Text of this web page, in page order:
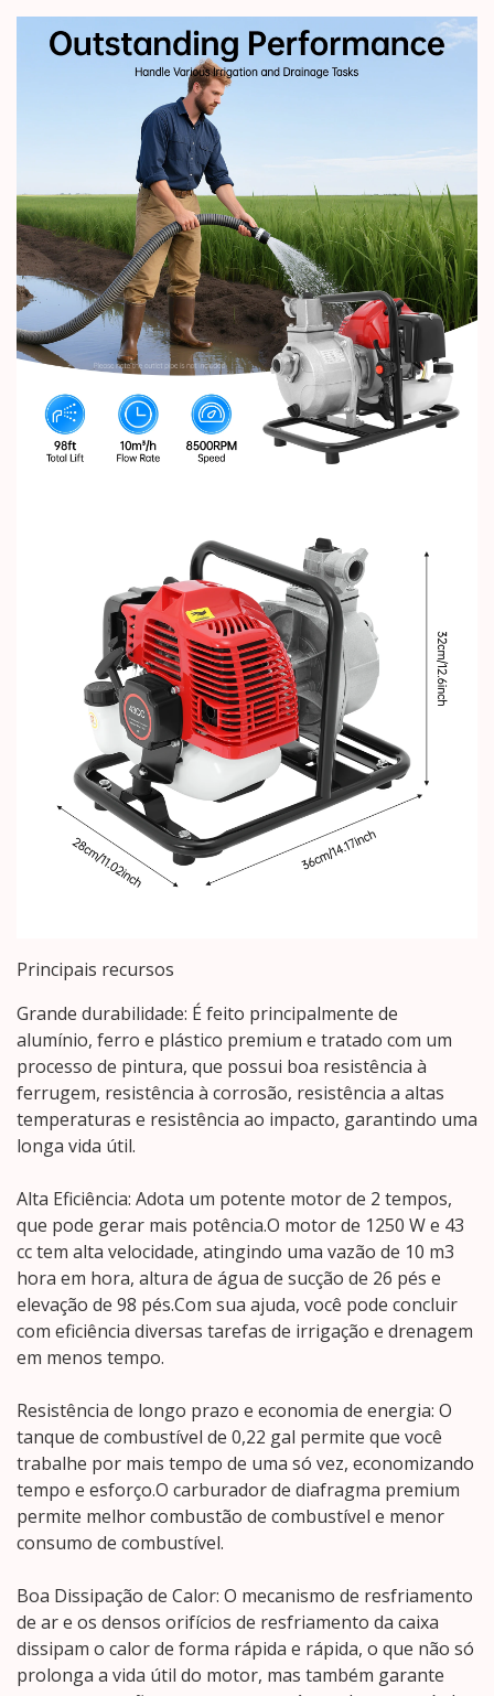
Principais recursos
Grande durabilidade: É feito principalmente de
alumínio, ferro e plástico premium e tratado com um
processo de pintura, que possui boa resistência à
ferrugem, resistência à corrosão, resistência a altas
temperaturas e resistência ao impacto, garantindo uma
longa vida útil.
Alta Eficiência: Adota um potente motor de 2 tempos,
que pode gerar mais potência.O motor de 1250 W e 43
cc tem alta velocidade, atingindo uma vazão de 10 m3
hora em hora, altura de água de sucção de 26 pés e
elevação de 98 pés.Com sua ajuda, você pode concluir
com eficiência diversas tarefas de irrigação e drenagem
em menos tempo.
Resistência de longo prazo e economia de energia: O
tanque de combustível de 0,22 gal permite que você
trabalhe por mais tempo de uma só vez, economizando
tempo e esforço.O carburador de diafragma premium
permite melhor combustão de combustível e menor
consumo de combustível.
Boa Dissipação de Calor: O mecanismo de resfriamento
de ar e os densos orifícios de resfriamento da caixa
dissipam o calor de forma rápida e rápida, o que não só
prolonga a vida útil do motor, mas também garante